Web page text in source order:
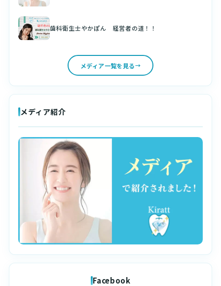
歯科衛生士やかぽん 経営者の道！！
メディア一覧を見る
メディア紹介
Facebook